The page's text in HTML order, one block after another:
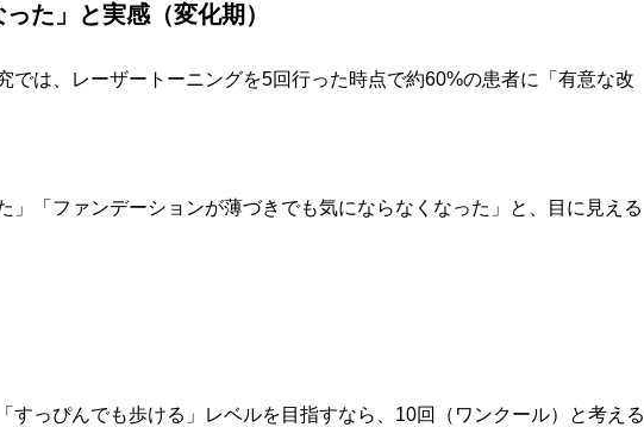
た」と実感（変化期）
では、レーザートーニングを5回行った時点で約60%の患者に「有意な改
」「ファンデーションが薄づきでも気にならなくなった」と、目に見える
すっぴんでも歩ける」レベルを目指すなら、10回（ワンクール）と考える